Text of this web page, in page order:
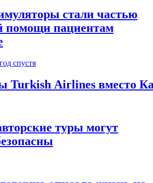
стали частью
помощи пациентам
спустя
Turkish Airlines вместо
туры могут